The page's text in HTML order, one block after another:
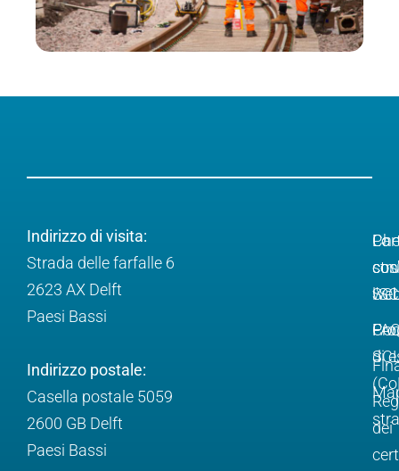
Indirizzo di visita:
Strada delle farfalle 6
2623 AX Delft
Paesi Bassi
Indirizzo postale:
Casella postale 5059
2600 GB Delft
Paesi Bassi
Che
Lo
dei
di